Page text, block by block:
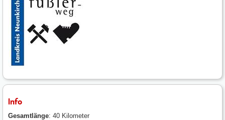
Info
Gesamtlänge: 40 Kilometer